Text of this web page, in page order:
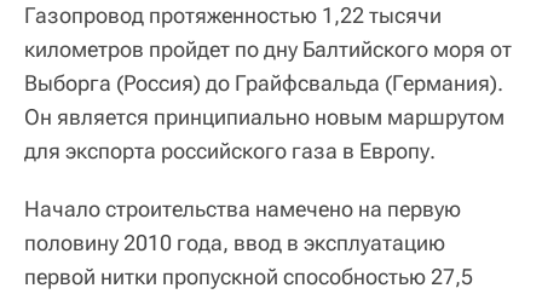
Газопровод протяженностью 1,22 тысячи
километров пройдет по дну Балтийского моря от
Выборга (Россия) до Грайфсвальда (Германия).
Он является принципиально новым маршрутом
для экспорта российского газа в Европу.
Начало строительства намечено на первую
половину 2010 года, ввод в эксплуатацию
первой нитки пропускной способностью 27,5